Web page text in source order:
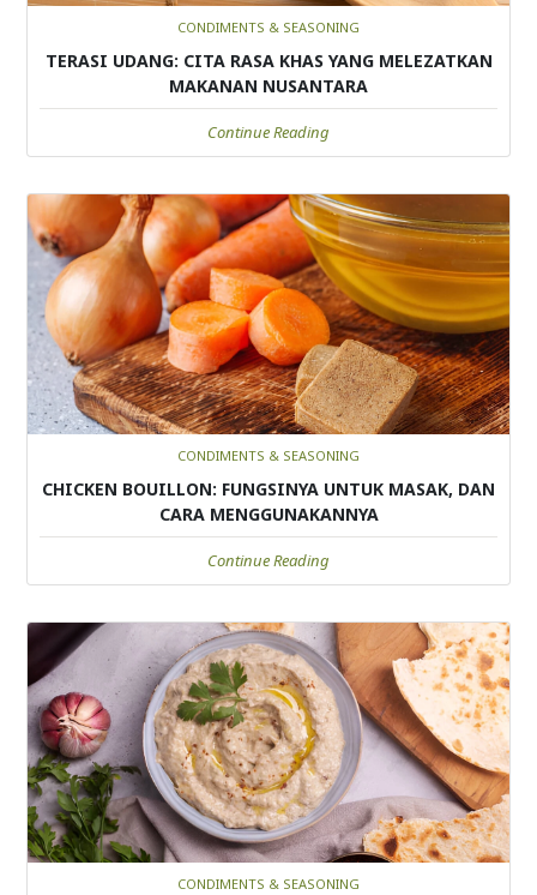
CONDIMENTS & SEASONING
TERASI UDANG: CITA RASA KHAS YANG MELEZATKAN
MAKANAN NUSANTARA
Continue Reading
CONDIMENTS & SEASONING
CHICKEN BOUILLON: FUNGSINYA UNTUK MASAK, DAN
CARA MENGGUNAKANNYA
Continue Reading
CONDIMENTS & SEASONING